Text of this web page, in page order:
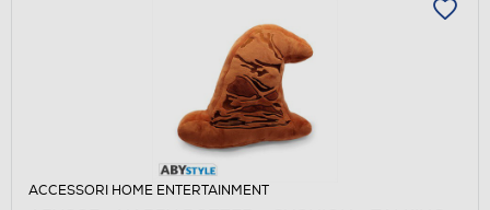
ACCESSORI HOME ENTERTAINMENT